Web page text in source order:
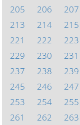
205
206 207
213
214 215
221
222 223
229
230 231
237
238 239
245
246 247
253
254 255
261
262 263